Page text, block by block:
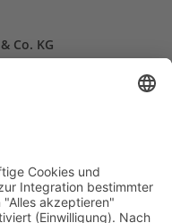
Co. KG
2921 – 96 96 0